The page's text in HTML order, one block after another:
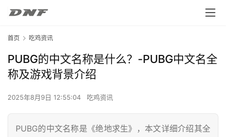
首页 吃鸡资讯
PUBG的中文名称是什么？-PUBG中文名全
称及游戏背景介绍
2025年8月9日 12:55:04 吃鸡资讯
PUBG的中文名称是《绝地求生》，本文详细介绍其全